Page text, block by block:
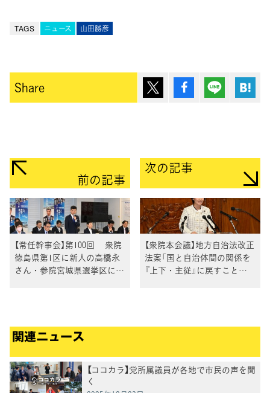
TAGS ニュース 山田勝彦
Share ポスト シェア Lineで送
前の記事
【常任幹事会】第100回 衆院
徳島県第1区に新人の高橋永
さん・参院宮城県選挙区に現
次の記事
【衆院本会議】地方自治法改正
法案「国と自治体間の関係を
『上下・主従』に戻すことに
関連ニュース
【ココカラ】党所属議員が各地で市民の声を聞
く